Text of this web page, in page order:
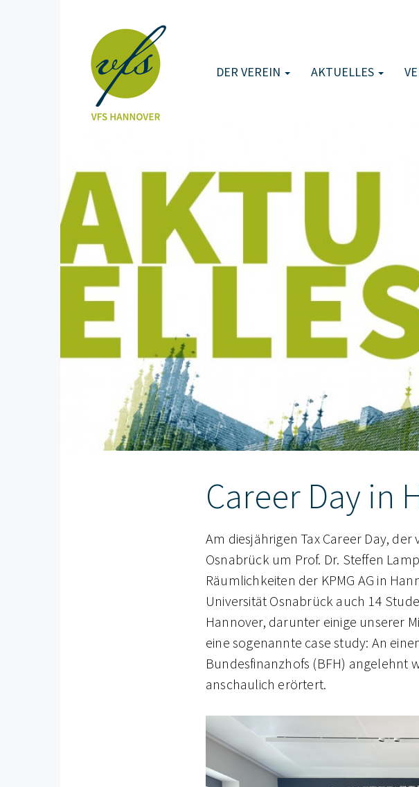
DER VEREIN AKTUELLES
Career Day in
Am diesjährigen Tax Career Day,
Osnabrück um Prof. Dr. Steffen
Räumlichkeiten der KPMG AG in
Universität Osnabrück auch 14
Hannover, darunter einige unserer
eine sogenannte case study: An
Bundesfinanzhofs (BFH) angelehnt
anschaulich erörtert.